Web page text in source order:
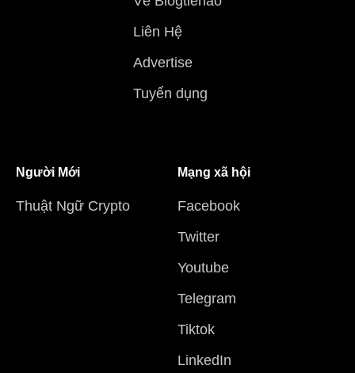
Liên Hệ
Advertise
Tuyển dụng
Người Mới
Thuật Ngữ Crypto
Mạng xã hội
Facebook
Twitter
Youtube
Telegram
Tiktok
LinkedIn